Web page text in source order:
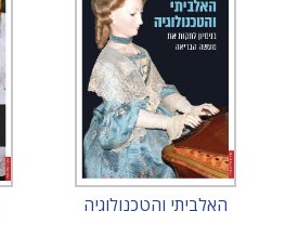
האלביתי והטכנולוגיה